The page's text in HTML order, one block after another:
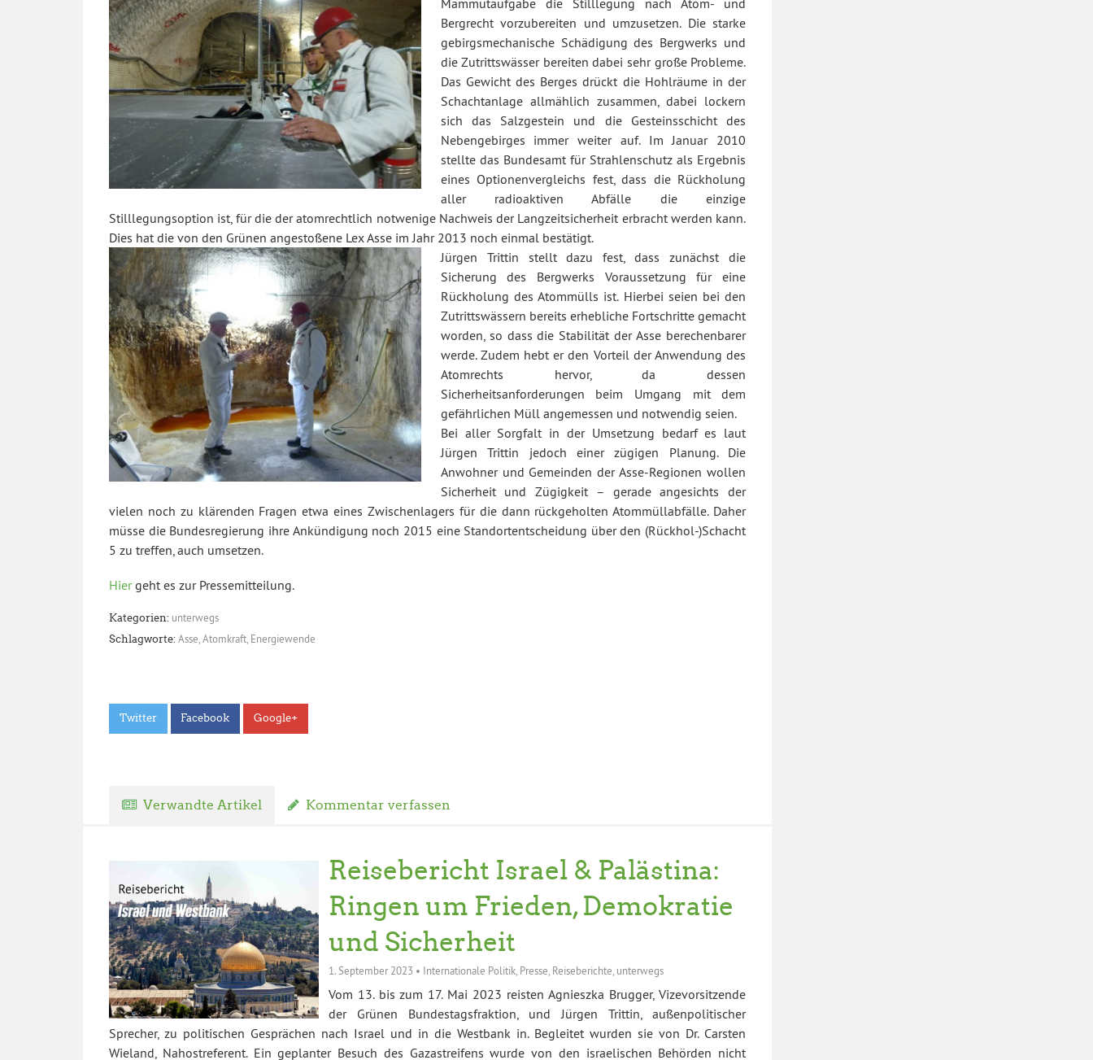
Bergrecht vorzubereiten und umzusetzen. Die starke
gebirgsmechanische Schädigung des Bergwerks und
die Zutrittswässer bereiten dabei sehr große Probleme.
Das Gewicht des Berges drückt die Hohlräume in der
Schachtanlage allmählich zusammen, dabei lockern
sich das Salzgestein und die Gesteinsschicht des
Nebengebirges immer weiter auf. Im Januar 2010
stellte das Bundesamt für Strahlenschutz als Ergebnis
eines Optionenvergleichs fest, dass die Rückholung
aller radioaktiven Abfälle die einzige
Stilllegungsoption ist, für die der atomrechtlich notwenige Nachweis der Langzeitsicherheit erbracht werden kann.
Dies hat die von den Grünen angestoßene Lex Asse im Jahr 2013 noch einmal bestätigt.
Jürgen Trittin stellt dazu fest, dass zunächst die
Sicherung des Bergwerks Voraussetzung für eine
Rückholung des Atommülls ist. Hierbei seien bei den
Zutrittswässern bereits erhebliche Fortschritte gemacht
worden, so dass die Stabilität der Asse berechenbarer
werde. Zudem hebt er den Vorteil der Anwendung des
Atomrechts hervor, da dessen
Sicherheitsanforderungen beim Umgang mit dem
gefährlichen Müll angemessen und notwendig seien.
Bei aller Sorgfalt in der Umsetzung bedarf es laut
Jürgen Trittin jedoch einer zügigen Planung. Die
Anwohner und Gemeinden der Asse-Regionen wollen
Sicherheit und Zügigkeit – gerade angesichts der
vielen noch zu klärenden Fragen etwa eines Zwischenlagers für die dann rückgeholten Atommüllabfälle. Daher
müsse die Bundesregierung ihre Ankündigung noch 2015 eine Standortentscheidung über den (Rückhol-)Schacht
5 zu treffen, auch umsetzen.
Hiergeht es zur Pressemitteilung.
Kategorien: unterwegs
Schlagworte: Asse Atomkraft Energiewende
Twitter Facebook Google+
Verwandte Artikel Kommentar verfassen
Reisebericht Israel & Palästina:
Ringen um Frieden, Demokratie
und Sicherheit
1. September 2023 • Internationale Politik, Presse, Reiseberichte, unterwegs
Vom 13. bis zum 17. Mai 2023 reisten Agnieszka Brugger, Vizevorsitzende
der Grünen Bundestagsfraktion, und Jürgen Trittin, außenpolitischer
Sprecher, zu politischen Gesprächen nach Israel und in die Westbank in. Begleitet wurden sie von Dr. Carsten
Wieland, Nahostreferent. Ein geplanter Besuch des Gazastreifens wurde von den israelischen Behörden nicht